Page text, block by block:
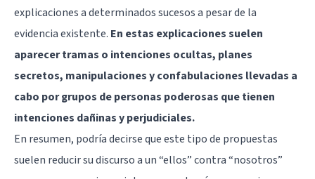
explicaciones a determinados sucesos a pesar de la
evidencia existente. En estas explicaciones suelen
aparecer tramas o intenciones ocultas, planes
secretos, manipulaciones y confabulaciones llevadas a
cabo por grupos de personas poderosas que tienen
intenciones dañinas y perjudiciales.
En resumen, podría decirse que este tipo de propuestas
suelen reducir su discurso a un “ellos” contra “nosotros”